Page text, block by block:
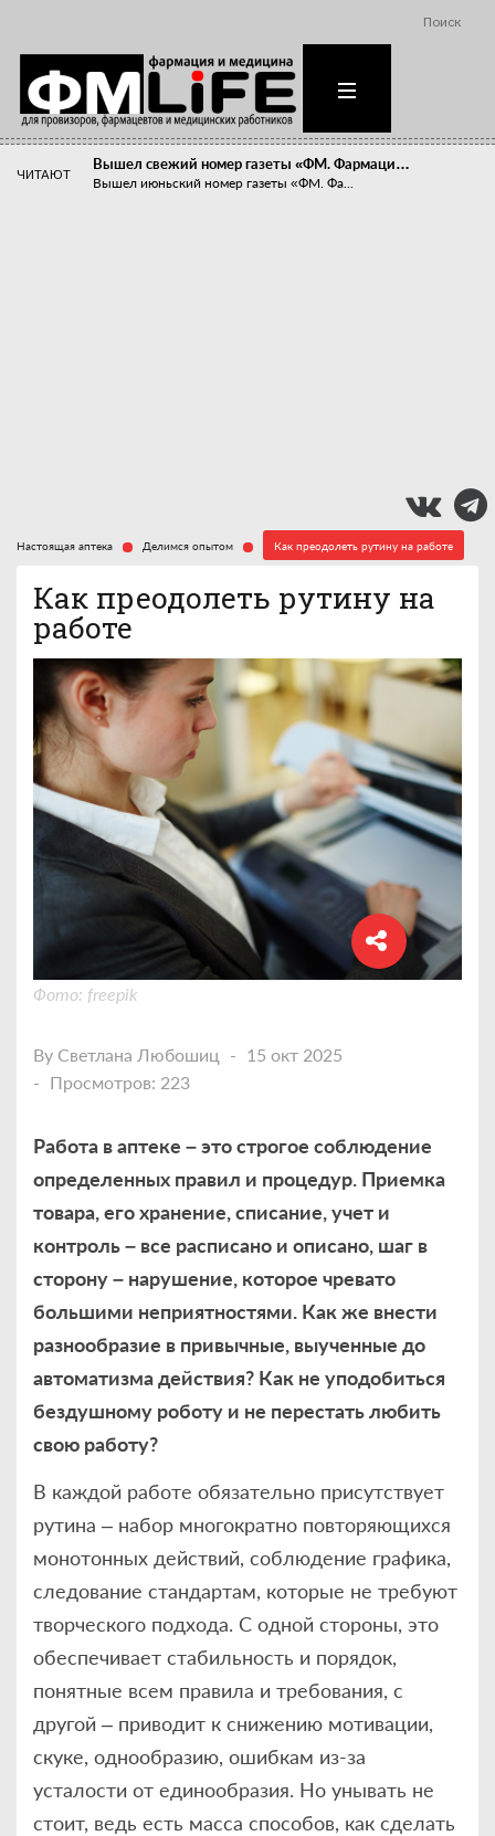
Поиск
ЧИТАЮТ
Вышел свежий номер газеты «ФМ. Фармаци…
Вышел июньский номер газеты «ФМ. Фа...
Настоящая аптека Делимся опытом Как преодолеть рутину на работе
Как преодолеть рутину на
работе
Фото: freepik
By Светлана Любошиц
15 окт 2025
Просмотров: 223
Работа в аптеке – это строгое соблюдение
определенных правил и процедур. Приемка
товара, его хранение, списание, учет и
контроль – все расписано и описано, шаг в
сторону – нарушение, которое чревато
большими неприятностями. Как же внести
разнообразие в привычные, выученные до
автоматизма действия? Как не уподобиться
бездушному роботу и не перестать любить
свою работу?
В каждой работе обязательно присутствует
рутина – набор многократно повторяющихся
монотонных действий, соблюдение графика,
следование стандартам, которые не требуют
творческого подхода. С одной стороны, это
обеспечивает стабильность и порядок,
понятные всем правила и требования, с
другой – приводит к снижению мотивации,
скуке, однообразию, ошибкам из-за
усталости от единообразия. Но унывать не
стоит, ведь есть масса способов, как сделать